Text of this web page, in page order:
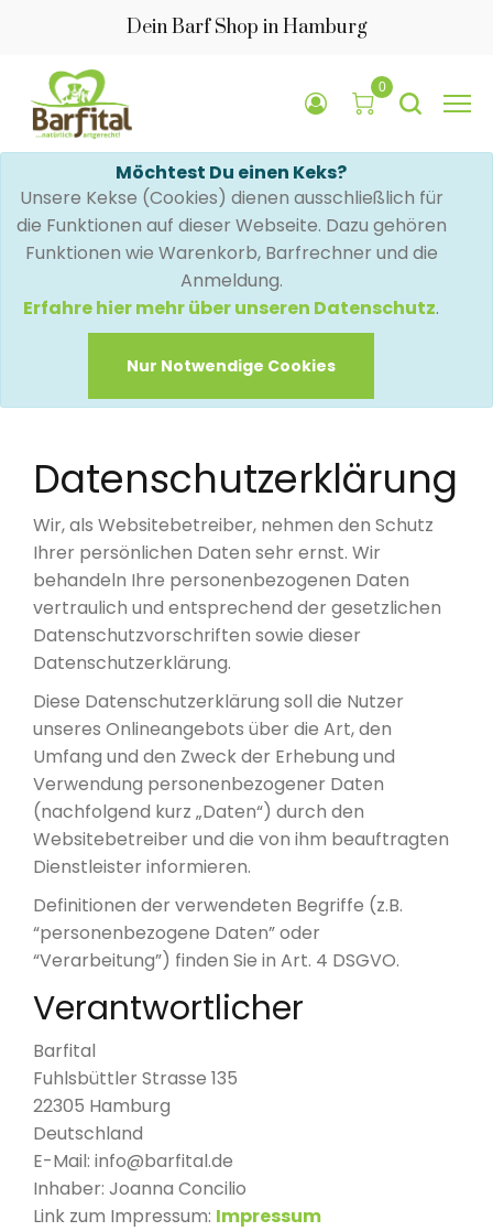
Dein Barf Shop in Hamburg
0
Möchtest Du einen Keks?
Unsere Kekse (Cookies) dienen ausschließlich für
die Funktionen auf dieser Webseite. Dazu gehören
Funktionen wie Warenkorb, Barfrechner und die
Anmeldung.
Erfahre hier mehr über unseren Datenschutz.
Nur Notwendige Cookies
Datenschutzerklärung
Wir, als Websitebetreiber, nehmen den Schutz
Ihrer persönlichen Daten sehr ernst. Wir
behandeln Ihre personenbezogenen Daten
vertraulich und entsprechend der gesetzlichen
Datenschutzvorschriften sowie dieser
Datenschutzerklärung.
Diese Datenschutzerklärung soll die Nutzer
unseres Onlineangebots über die Art, den
Umfang und den Zweck der Erhebung und
Verwendung personenbezogener Daten
(nachfolgend kurz „Daten“) durch den
Websitebetreiber und die von ihm beauftragten
Dienstleister informieren.
Definitionen der verwendeten Begriffe (z.B.
“personenbezogene Daten” oder
“Verarbeitung”) finden Sie in Art. 4 DSGVO.
Verantwortlicher
Barfital
Fuhlsbüttler Strasse 135
22305 Hamburg
Deutschland
E-Mail: info@barfital.de
Inhaber: Joanna Concilio
Link zum Impressum: Impressum